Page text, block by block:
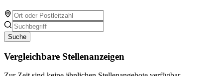
Suche
Vergleichbare Stellenanzeigen